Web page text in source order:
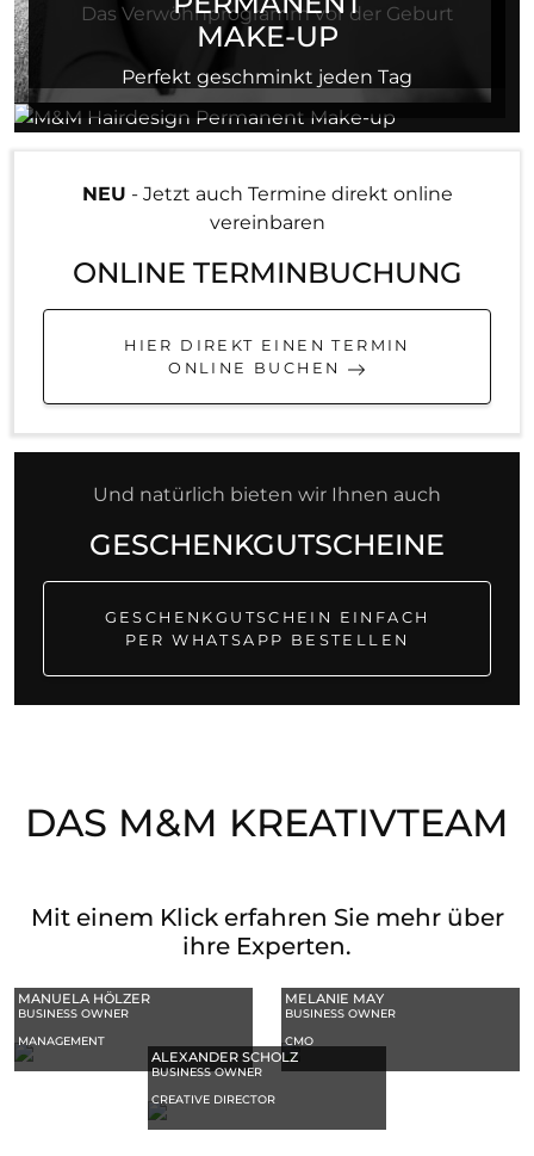
Das Verwöhnprogramm vor der Geburt
MAKE-UP
Perfekt geschminkt jeden Tag
NEU - Jetzt auch Termine direkt online
vereinbaren
ONLINE TERMINBUCHUNG
HIER DIREKT EINEN TERMIN
ONLINE BUCHEN
Und natürlich bieten wir Ihnen auch
GESCHENKGUTSCHEINE
GESCHENKGUTSCHEIN EINFACH
PER WHATSAPP BESTELLEN
DAS M&M KREATIVTEAM
Mit einem Klick erfahren Sie mehr über
ihre Experten.
MANUELA HÖLZER
BUSINESS OWNER
MANAGEMENT
MELANIE MAY
BUSINESS OWNER
CMO
ALEXANDER SCHOLZ
BUSINESS OWNER
CREATIVE DIRECTOR